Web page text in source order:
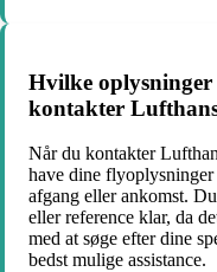
Hvilke
kontakter
Når du kontakter
have dine
afgang eller ankomst.
eller reference klar, da
med at søge efter dine
bedst mulige assistance.